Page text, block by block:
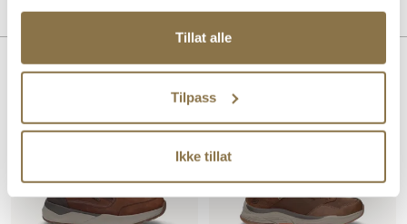
Tillat alle
Tilpass
Ikke tillat
Merke
Lignende produkter